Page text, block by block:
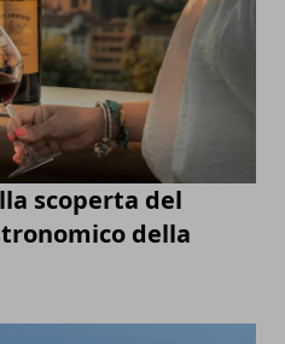
scoperta del
della